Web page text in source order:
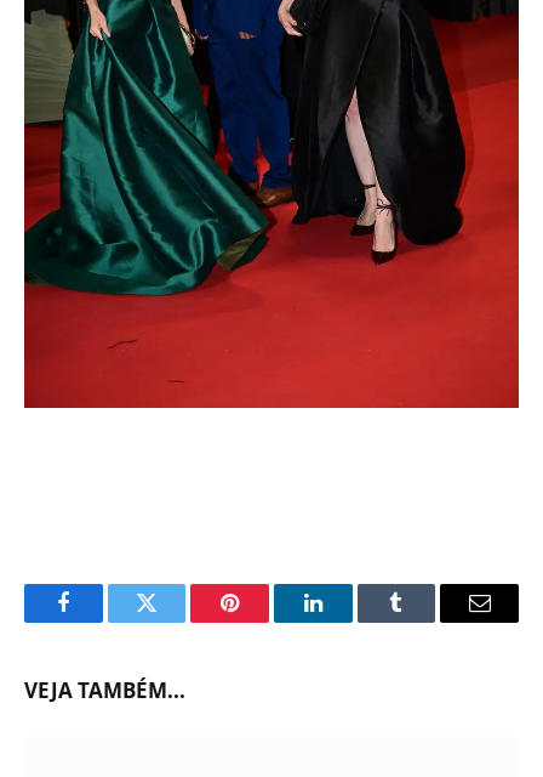
FacebookTwitter Pinterest LinkedInTumblr Email
VEJA TAMBÉM...